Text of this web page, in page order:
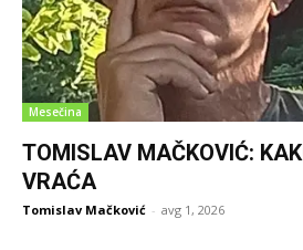
Mesečina
TOMISLAV MAČKOVIĆ:
VRAĆA
Tomislav Mačković - avg 1, 2026